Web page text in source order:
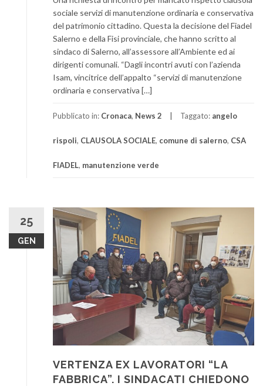
sociale servizi di manutenzione ordinaria e conservativa
del patrimonio cittadino. Questa la decisione del Fiadel
Salerno e della Fisi provinciale, che hanno scritto al
sindaco di Salerno, all’assessore all’Ambiente ed ai
dirigenti comunali. “Dagli incontri avuti con l’azienda
Isam, vincitrice dell’appalto “servizi di manutenzione
ordinaria e conservativa […]
Pubblicato in: Cronaca, News 2 Taggato: angelo
rispoli, CLAUSOLA SOCIALE, comune di salerno, CSA
FIADEL, manutenzione verde
25
GEN
VERTENZA EX LAVORATORI “LA
FABBRICA”. I SINDACATI CHIEDONO